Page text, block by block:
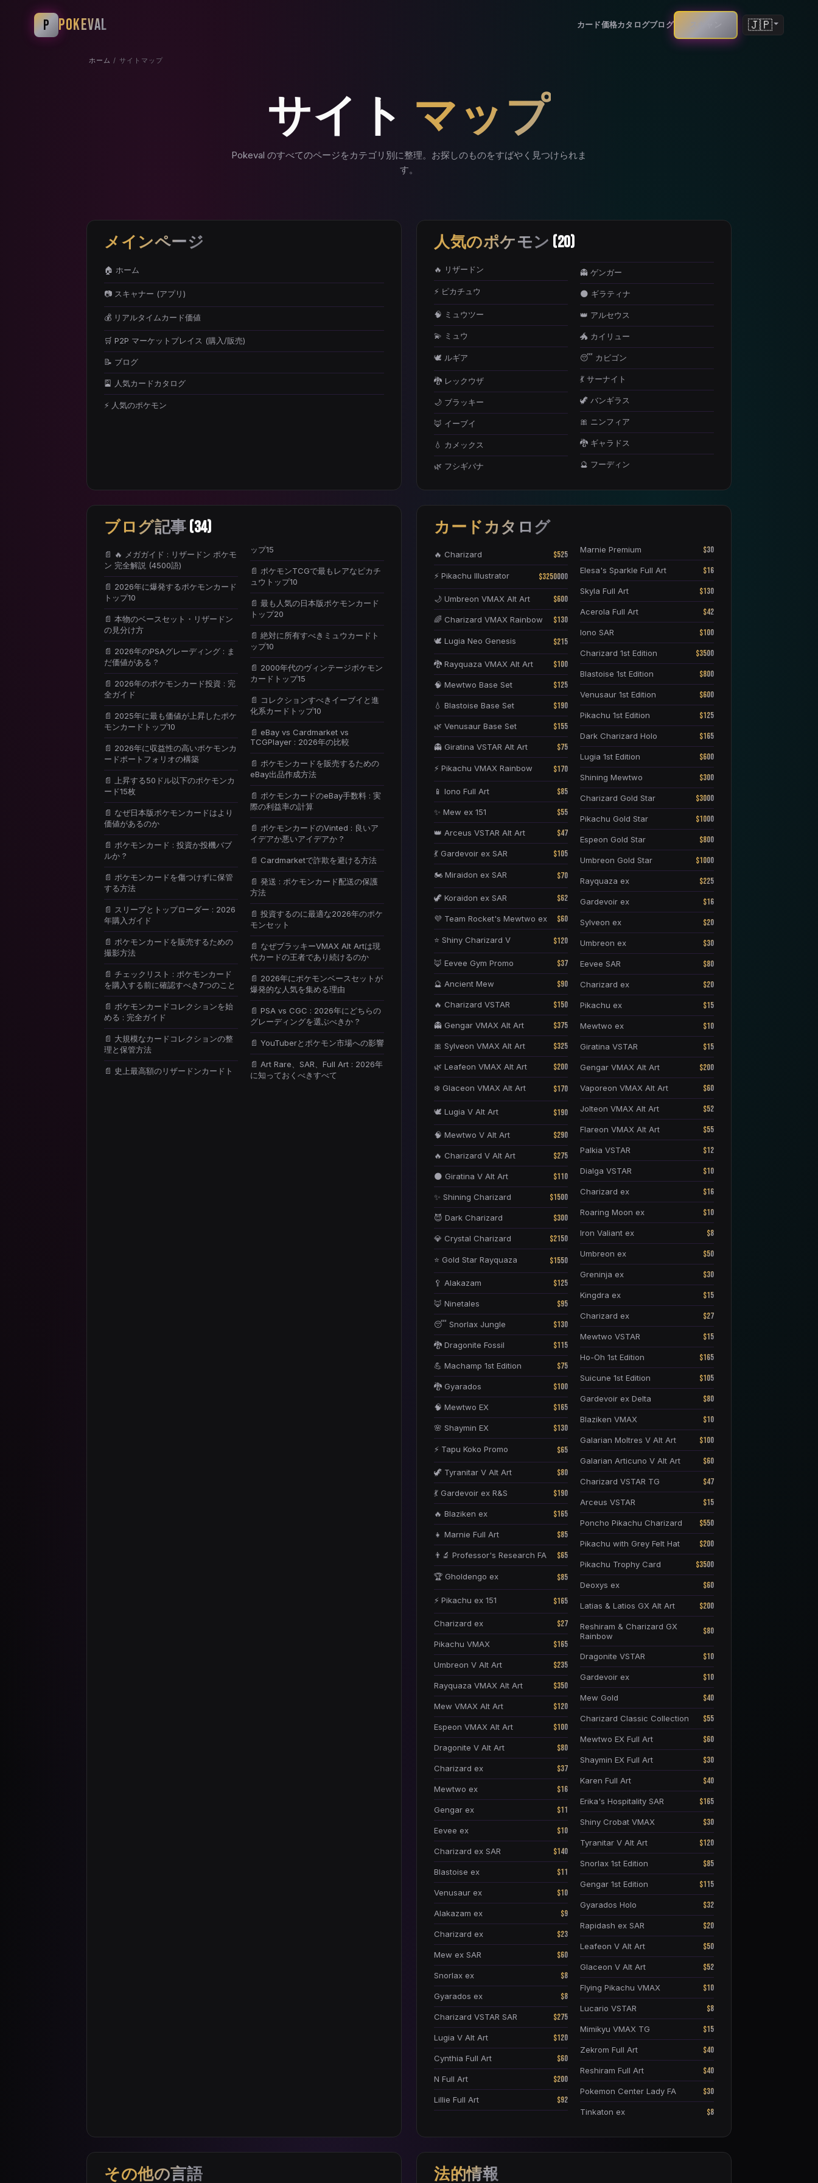
P POKEVAL カード価格カタログブログ スキャン 🇯🇵
ホーム / サイトマップ
サイト マップ
Pokeval のすべてのページをカテゴリ別に整理。お探しのものをすばやく見つけられま
す。
メインページ
🏠 ホーム
📷 スキャナー (アプリ)
💰 リアルタイムカード価値
🛒 P2P マーケットプレイス (購入/販売)
📝 ブログ
🎴 人気カードカタログ
⚡ 人気のポケモン
人気のポケモン (20)
🔥 リザードン
⚡ ピカチュウ
🧠 ミュウツー
💫 ミュウ
🕊️ ルギア
🐉 レックウザ
🌙 ブラッキー
🦊 イーブイ
💧 カメックス
🌿 フシギバナ
👻 ゲンガー
🌑 ギラティナ
👑 アルセウス
🐲 カイリュー
😴 カビゴン
💃 サーナイト
🦖 バンギラス
🎀 ニンフィア
🐉 ギャラドス
🔮 フーディン
ブログ記事(34)
📄 🔥 メガガイド : リザードン ポケモ
ン 完全解説 (4500語)
📄 2026年に爆発するポケモンカード
トップ10
📄 本物のベースセット・リザードン
の見分け方
📄 2026年のPSAグレーディング : ま
だ価値がある ?
📄 2026年のポケモンカード投資 : 完
全ガイド
📄 2025年に最も価値が上昇したポケ
モンカードトップ10
📄 2026年に収益性の高いポケモンカ
ードポートフォリオの構築
📄 上昇する50ドル以下のポケモンカ
ード15枚
📄 なぜ日本版ポケモンカードはより
価値があるのか
📄 ポケモンカード : 投資か投機バブ
ルか ?
📄 ポケモンカードを傷つけずに保管
する方法
📄 スリーブとトップローダー : 2026
年購入ガイド
📄 ポケモンカードを販売するための
撮影方法
📄 チェックリスト : ポケモンカード
を購入する前に確認すべき7つのこと
📄 ポケモンカードコレクションを始
める : 完全ガイド
📄 大規模なカードコレクションの整
理と保管方法
📄 史上最高額のリザードンカードト
ップ15
📄 ポケモンTCGで最もレアなピカチ
ュウトップ10
📄 最も人気の日本版ポケモンカード
トップ20
📄 絶対に所有すべきミュウカードト
ップ10
📄 2000年代のヴィンテージポケモン
カードトップ15
📄 コレクションすべきイーブイと進
化系カードトップ10
📄 eBay vs Cardmarket vs
TCGPlayer : 2026年の比較
📄 ポケモンカードを販売するための
eBay出品作成方法
📄 ポケモンカードのeBay手数料 : 実
際の利益率の計算
📄 ポケモンカードのVinted : 良いア
イデアか悪いアイデアか ?
📄 Cardmarketで詐欺を避ける方法
📄 発送 : ポケモンカード配送の保護
方法
📄 投資するのに最適な2026年のポケ
モンセット
📄 なぜブラッキーVMAX Alt Artは現
代カードの王者であり続けるのか
📄 2026年にポケモンベースセットが
爆発的な人気を集める理由
📄 PSA vs CGC : 2026年にどちらの
グレーディングを選ぶべきか ?
📄 YouTuberとポケモン市場への影響
📄 Art Rare、SAR、Full Art : 2026年
に知っておくべきすべて
カードカタログ
🔥 Charizard $525
⚡ Pikachu Illustrator $3250000
🌙 Umbreon VMAX Alt Art $600
🌈 Charizard VMAX Rainbow $130
🕊️ Lugia Neo Genesis $215
🐉 Rayquaza VMAX Alt Art $100
🧠 Mewtwo Base Set $125
💧 Blastoise Base Set $190
🌿 Venusaur Base Set $155
👻 Giratina VSTAR Alt Art $75
⚡ Pikachu VMAX Rainbow $170
📱 Iono Full Art $85
✨ Mew ex 151 $55
👑 Arceus VSTAR Alt Art $47
💃 Gardevoir ex SAR $105
🏍️ Miraidon ex SAR $70
🦖 Koraidon ex SAR $62
💜 Team Rocket's Mewtwo ex $60
⭐ Shiny Charizard V $120
🦊 Eevee Gym Promo $37
🔮 Ancient Mew $90
🔥 Charizard VSTAR $150
👻 Gengar VMAX Alt Art $375
🎀 Sylveon VMAX Alt Art $325
🌿 Leafeon VMAX Alt Art $200
❄️ Glaceon VMAX Alt Art $170
🕊️ Lugia V Alt Art $190
🧠 Mewtwo V Alt Art $290
🔥 Charizard V Alt Art $275
🌑 Giratina V Alt Art $110
✨ Shining Charizard $1500
😈 Dark Charizard $300
💎 Crystal Charizard $2150
⭐ Gold Star Rayquaza $1550
🥄 Alakazam $125
🦊 Ninetales $95
😴 Snorlax Jungle $130
🐉 Dragonite Fossil $115
💪 Machamp 1st Edition $75
🐉 Gyarados $100
🧠 Mewtwo EX $165
🌸 Shaymin EX $130
⚡ Tapu Koko Promo $65
🦖 Tyranitar V Alt Art $80
💃 Gardevoir ex R&S $190
🔥 Blaziken ex $165
👧 Marnie Full Art $85
👨‍🔬 Professor's Research FA $65
🏆 Gholdengo ex $85
⚡ Pikachu ex 151 $165
Charizard ex $27
Pikachu VMAX $165
Umbreon V Alt Art $235
Rayquaza VMAX Alt Art $350
Mew VMAX Alt Art $120
Espeon VMAX Alt Art $100
Dragonite V Alt Art $80
Charizard ex $37
Mewtwo ex $16
Gengar ex $11
Eevee ex $10
Charizard ex SAR $140
Blastoise ex $11
Venusaur ex $10
Alakazam ex $9
Charizard ex $23
Mew ex SAR $60
Snorlax ex $8
Gyarados ex $8
Charizard VSTAR SAR $275
Lugia V Alt Art $120
Cynthia Full Art $60
N Full Art $200
Lillie Full Art $92
Marnie Premium $30
Elesa's Sparkle Full Art $16
Skyla Full Art $130
Acerola Full Art $42
Iono SAR $100
Charizard 1st Edition $3500
Blastoise 1st Edition $800
Venusaur 1st Edition $600
Pikachu 1st Edition $125
Dark Charizard Holo $165
Lugia 1st Edition $600
Shining Mewtwo $300
Charizard Gold Star $3000
Pikachu Gold Star $1000
Espeon Gold Star $800
Umbreon Gold Star $1000
Rayquaza ex $225
Gardevoir ex $16
Sylveon ex $20
Umbreon ex $30
Eevee SAR $80
Charizard ex $20
Pikachu ex $15
Mewtwo ex $10
Giratina VSTAR $15
Gengar VMAX Alt Art $200
Vaporeon VMAX Alt Art $60
Jolteon VMAX Alt Art $52
Flareon VMAX Alt Art $55
Palkia VSTAR $12
Dialga VSTAR $10
Charizard ex $16
Roaring Moon ex $10
Iron Valiant ex $8
Umbreon ex $50
Greninja ex $30
Kingdra ex $15
Charizard ex $27
Mewtwo VSTAR $15
Ho-Oh 1st Edition $165
Suicune 1st Edition $105
Gardevoir ex Delta $80
Blaziken VMAX $10
Galarian Moltres V Alt Art $100
Galarian Articuno V Alt Art $60
Charizard VSTAR TG $47
Arceus VSTAR $15
Poncho Pikachu Charizard $550
Pikachu with Grey Felt Hat $200
Pikachu Trophy Card $3500
Deoxys ex $60
Latias & Latios GX Alt Art $200
Reshiram & Charizard GX
Rainbow
$80
Dragonite VSTAR $10
Gardevoir ex $10
Mew Gold $40
Charizard Classic Collection $55
Mewtwo EX Full Art $60
Shaymin EX Full Art $30
Karen Full Art $40
Erika's Hospitality SAR $165
Shiny Crobat VMAX $30
Tyranitar V Alt Art $120
Snorlax 1st Edition $85
Gengar 1st Edition $115
Gyarados Holo $32
Rapidash ex SAR $20
Leafeon V Alt Art $50
Glaceon V Alt Art $52
Flying Pikachu VMAX $10
Lucario VSTAR $8
Mimikyu VMAX TG $15
Zekrom Full Art $40
Reshiram Full Art $40
Pokemon Center Lady FA $30
Tinkaton ex $8
その他の言語 法的情報